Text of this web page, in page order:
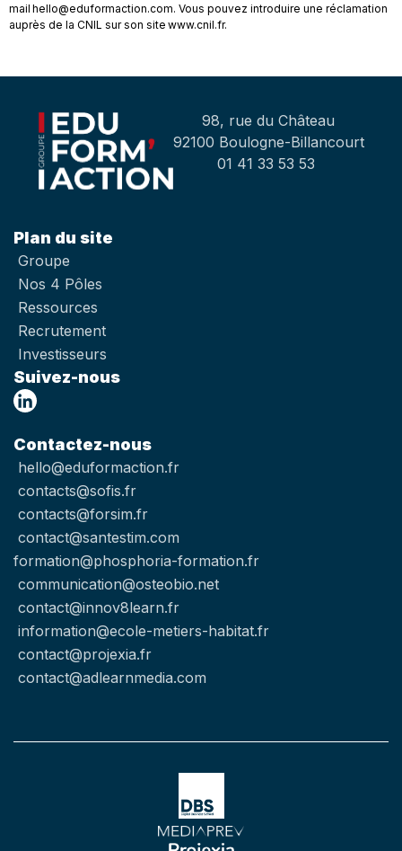
mail hello@eduformaction.com. Vous pouvez introduire une réclamation
auprès de la CNIL sur son site www.cnil.fr.
98, rue du Château
92100 Boulogne-Billancourt
01 41 33 53 53
Plan du site
Groupe
Nos 4 Pôles
Ressources
Recrutement
Investisseurs
Suivez-nous
Contactez-nous
hello@eduformaction.fr
contacts@sofis.fr
contacts@forsim.fr
contact@santestim.com
formation@phosphoria-formation.fr
communication@osteobio.net
contact@innov8learn.fr
information@ecole-metiers-habitat.fr
contact@projexia.fr
contact@adlearnmedia.com